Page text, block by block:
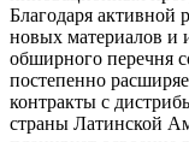
Благодаря активной
новых материалов и
обширного перечня
постепенно
контракты с
страны Латинской